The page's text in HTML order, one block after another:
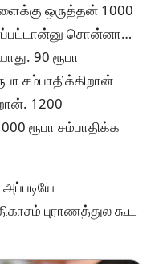
ஒருத்தன் 1000
சொன்னா…
90 ரூபா
சம்பாதிக்கிறான்
1200
ரூபா சம்பாதிக்க
புராணத்துல கூட